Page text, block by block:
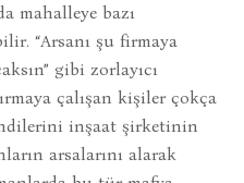
mahalleye bazı
“Arsanı şu firmaya
gibi zorlayıcı
çalışan kişiler çokça
inşaat şirketinin
arsalarını alarak